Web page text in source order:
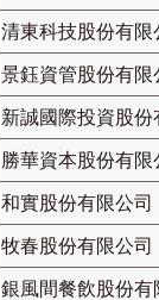
清東科技股份有限
景鈺資管股份有限
新誠國際投資股份
勝華資本股份有限
和實股份有限公司
牧春股份有限公司
銀風間餐飲股份有